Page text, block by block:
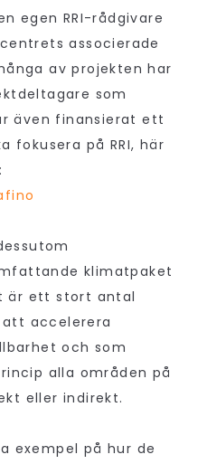
egen RRI-rådgivare
associerade
av projekten har
som
även finansierat ett
fokusera på RRI, här
klimatpaket
är ett stort antal
accelerera
och som
alla områden på
eller indirekt.
exempel på hur de